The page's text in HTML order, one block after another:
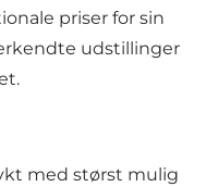
priser for sin
udstillinger
med størst mulig